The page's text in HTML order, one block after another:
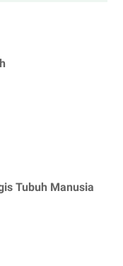
Tubuh Manusia